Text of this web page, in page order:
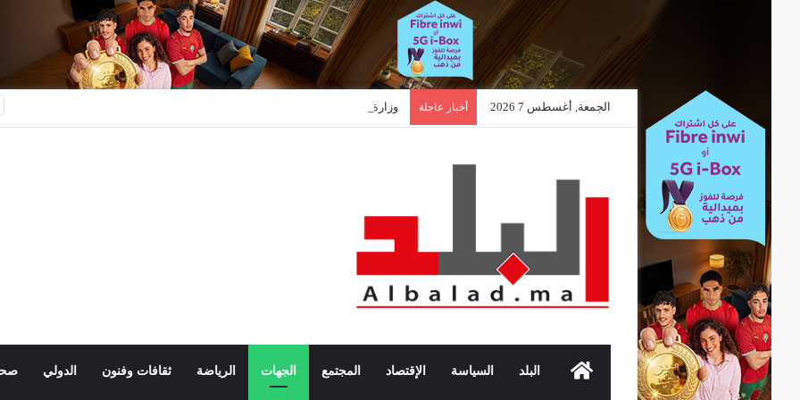
الجمعة, أغسطس 7 2026 أخبار عاجلة
الرئيسيةالبلد السياسة الإقتصاد المجتمع الجهات الرياضة ثقافات وفنون الدولي